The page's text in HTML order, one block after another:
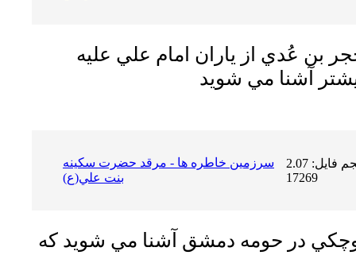
بن عُدي از ياران امام علي عليه
سرزمين خاطره ها - مرقد حضرت سكينه
بنت علي(ع)
حجم فایل: 2.07 MB | دریافت ها:
17269
در حومه دمشق آشنا مي شويد كه